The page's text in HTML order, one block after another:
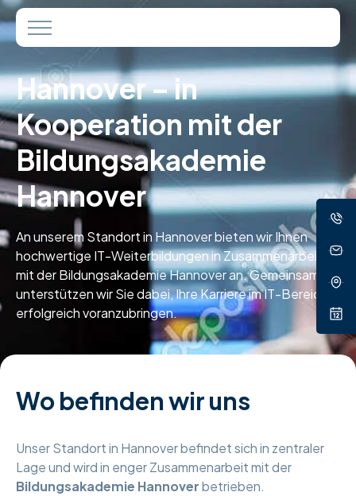
Hannover – in
Kooperation mit der
Bildungsakademie
Hannover
An unserem Standort in Hannover bieten wir Ihnen
hochwertige IT-Weiterbildungen in Zusammenarbeit
mit der Bildungsakademie Hannover an. Gemeinsam
unterstützen wir Sie dabei, Ihre Karriere im IT-Bereich
erfolgreich voranzubringen.
Wo befinden wir uns
Unser Standort in Hannover befindet sich in zentraler
Lage und wird in enger Zusammenarbeit mit der
Bildungsakademie Hannoverbetrieben.